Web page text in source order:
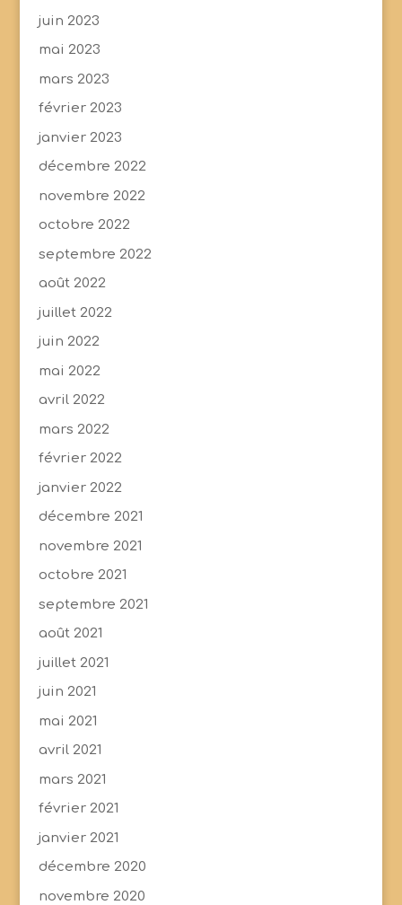
juin 2023
mai 2023
mars 2023
février 2023
janvier 2023
décembre 2022
novembre 2022
octobre 2022
septembre 2022
août 2022
juillet 2022
juin 2022
mai 2022
avril 2022
mars 2022
février 2022
janvier 2022
décembre 2021
novembre 2021
octobre 2021
septembre 2021
août 2021
juillet 2021
juin 2021
mai 2021
avril 2021
mars 2021
février 2021
janvier 2021
décembre 2020
novembre 2020